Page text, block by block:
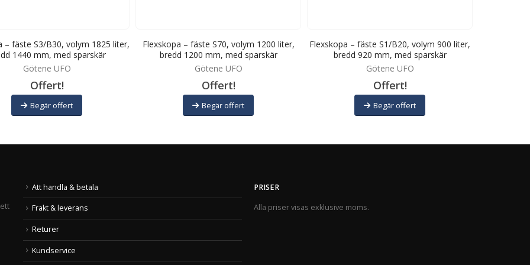
– fäste S3/B30, volym 1825 liter,
1440 mm, med sparskär
Götene UFO
Offert!
Begär offert
Flexskopa – fäste S70, volym 1200 liter,
bredd 1200 mm, med sparskär
Götene UFO
Offert!
Begär offert
Flexskopa – fäste S1/B20, volym 900 liter,
bredd 920 mm, med sparskär
Götene UFO
Offert!
Begär offert
Att handla & betala
Frakt & leverans
Returer
Kundservice
PRISER
Alla priser visas exklusive moms.